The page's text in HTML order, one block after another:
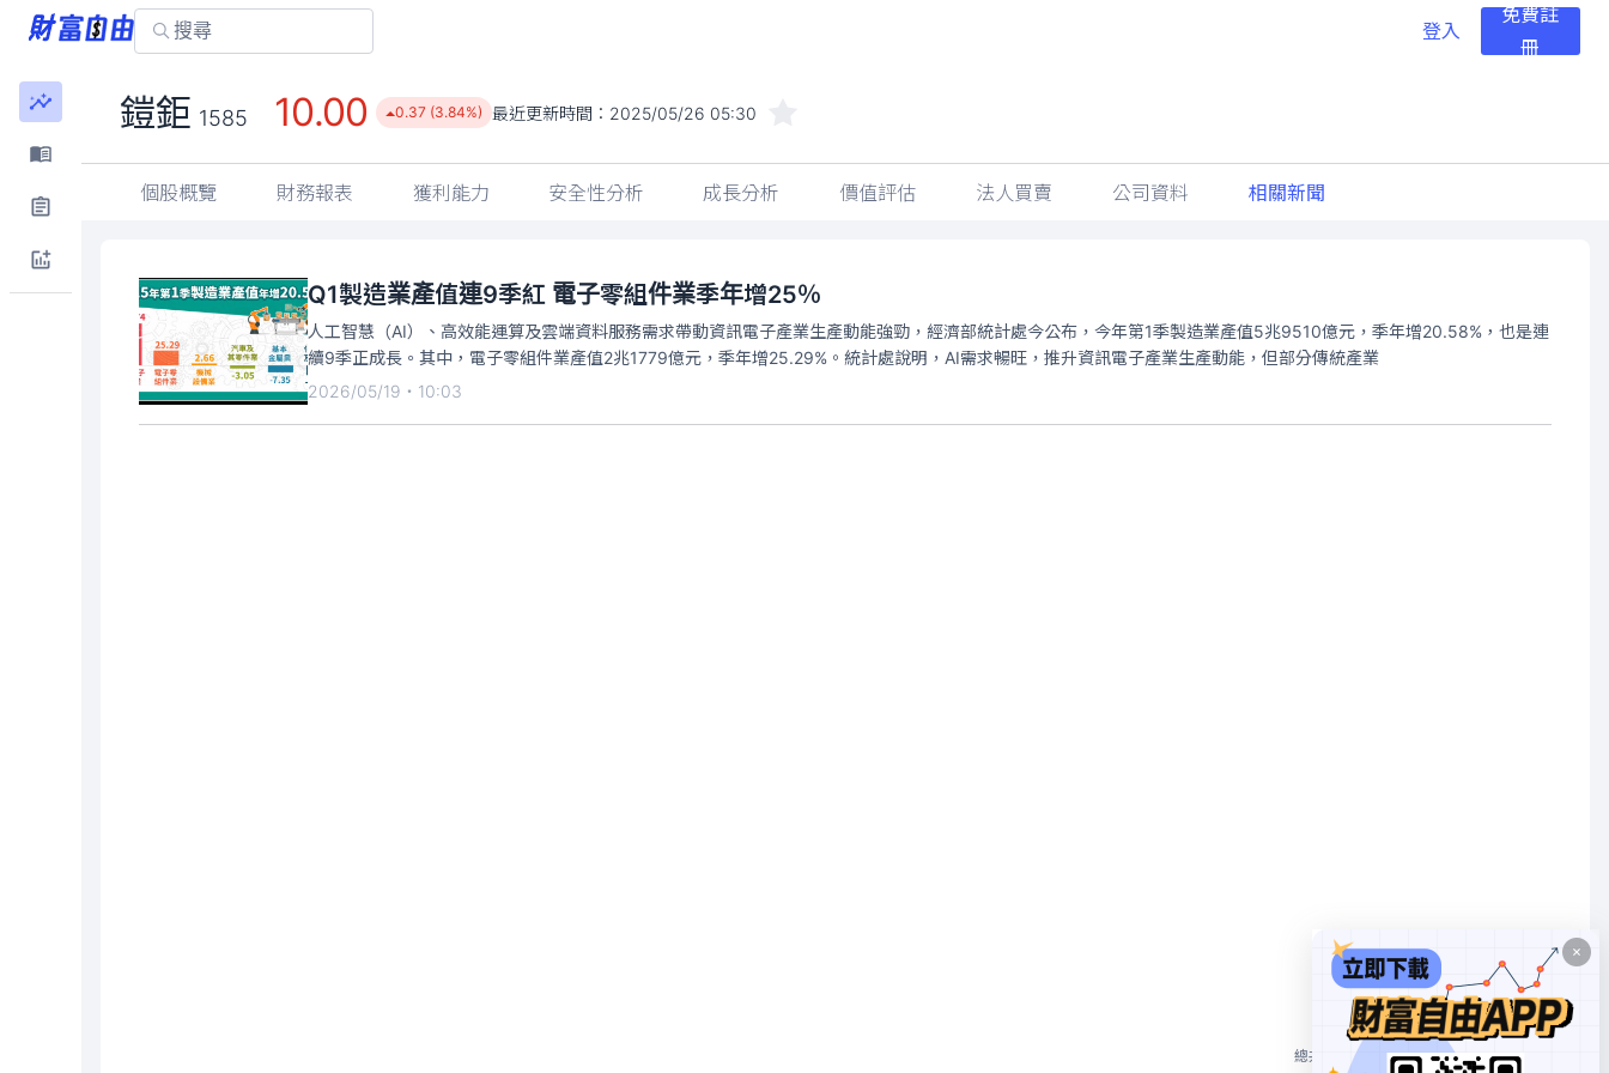
登入
免費註
冊
鎧鉅 1585 10.00 0.37 (3.84%) 最近更新時間： 2025/05/26 05:30
個股概覽 財務報表 獲利能力 安全性分析 成長分析 價值評估 法人買賣 公司資料 相關新聞
Q1製造業產值連9季紅 電子零組件業季年增25％
人工智慧（AI）、高效能運算及雲端資料服務需求帶動資訊電子產業生產動能強勁，經濟部統計處今公布，今年第1季製造業產值5兆9510億元，季年增20.58%，也是連
續9季正成長。其中，電子零組件業產值2兆1779億元，季年增25.29%。統計處說明，AI需求暢旺，推升資訊電子產業生產動能，但部分傳統產業
2026/05/19・10:03
總共 1 個 10/頁 1